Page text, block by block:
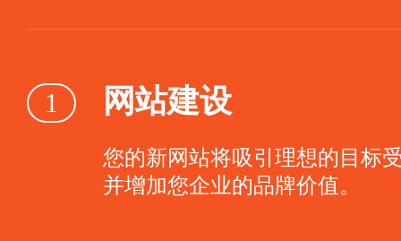
1 网站建设
您的新网站将吸引理想的目标
并增加您企业的品牌价值。